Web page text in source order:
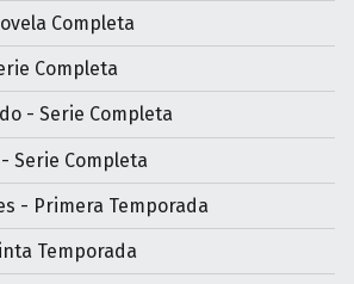
Completa
Completa
- Serie Completa
Serie Completa
- Primera Temporada
Temporada